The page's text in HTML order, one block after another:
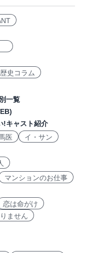
史コラム
一覧
!キャスト紹介
医
イ・サン
マンションのお仕事
恋は命がけ
ません